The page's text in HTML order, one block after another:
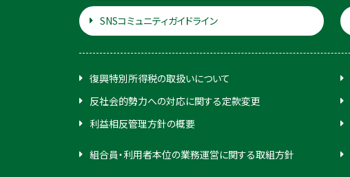
SNSコミュニティガイドライン
復興特別所得税の取扱いについて
反社会的勢力への対応に関する定款変更
利益相反管理方針の概要
組合員・利用者本位の業務運営に関する取組方針